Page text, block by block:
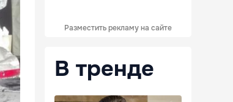
Разместить рекламу на сайте
В тренде